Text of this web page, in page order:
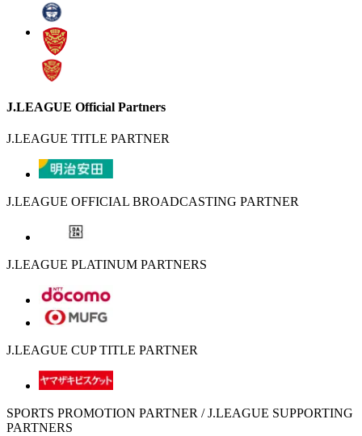
J.LEAGUE Official Partners
J.LEAGUE TITLE PARTNER
J.LEAGUE OFFICIAL BROADCASTING PARTNER
J.LEAGUE PLATINUM PARTNERS
J.LEAGUE CUP TITLE PARTNER
SPORTS PROMOTION PARTNER / J.LEAGUE SUPPORTING
PARTNERS